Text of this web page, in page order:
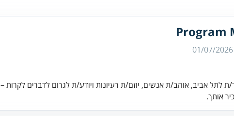
Program
01/07/2026
לתל אביב, אוהב/ת אנשים, יוזם/ת רעיונות ויודע/ת לגרום לדברים לקרות –
אותך.